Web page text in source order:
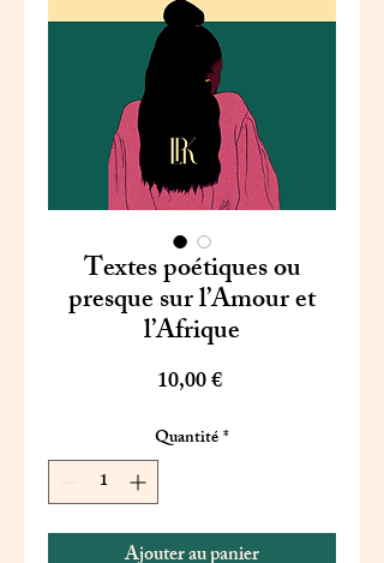
Textes poétiques ou
presque sur l’Amour et
l’Afrique
10,00 €Prix
Quantité*